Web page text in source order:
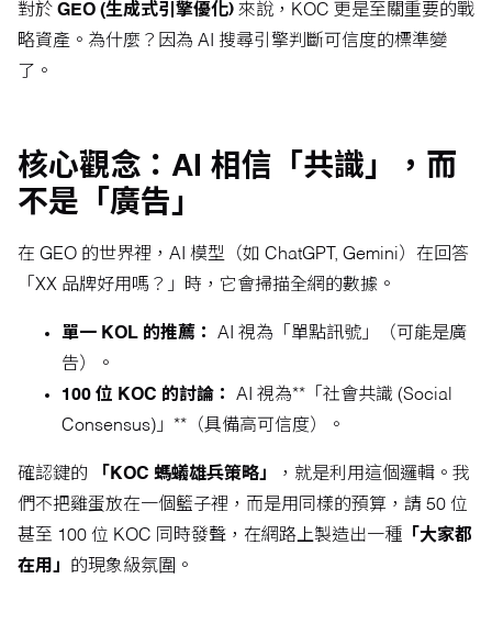
對於 GEO (生成式引擎優化) 來說，KOC 更是至關重要的戰
略資產。為什麼？因為 AI 搜尋引擎判斷可信度的標準變
了。
核心觀念：AI 相信「共識」，而
不是「廣告」
在 GEO 的世界裡，AI 模型（如 ChatGPT, Gemini）在回答
「XX 品牌好用嗎？」時，它會掃描全網的數據。
單一 KOL 的推薦：
AI 視為「單點訊號」（可能是廣
告）。
100 位 KOC 的討論：
AI 視為**「社會共識 (Social
Consensus)」**（具備高可信度）。
確認鍵的 「KOC 螞蟻雄兵策略」
，就是利用這個邏輯。我
們不把雞蛋放在一個籃子裡，而是用同樣的預算，請 50 位
甚至 100 位 KOC 同時發聲，在網路上製造出一種 「大家都
在用」
的現象級氛圍。